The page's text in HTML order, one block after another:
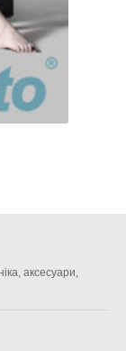
аксесуари,